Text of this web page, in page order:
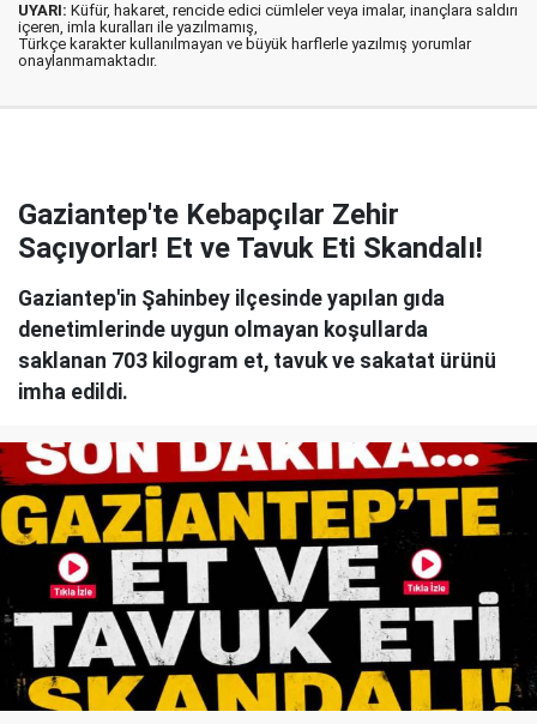
UYARI: Küfür, hakaret, rencide edici cümleler veya imalar, inançlara saldırı
içeren, imla kuralları ile yazılmamış,
Türkçe karakter kullanılmayan ve büyük harflerle yazılmış yorumlar
onaylanmamaktadır.
Gaziantep'te Kebapçılar Zehir
Saçıyorlar! Et ve Tavuk Eti Skandalı!
Gaziantep'in Şahinbey ilçesinde yapılan gıda
denetimlerinde uygun olmayan koşullarda
saklanan 703 kilogram et, tavuk ve sakatat ürünü
imha edildi.